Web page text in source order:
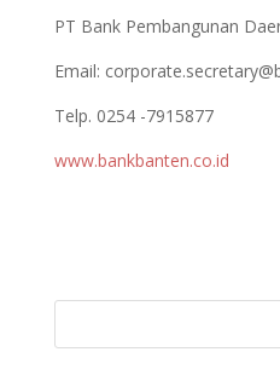
PT Bank Pembangunan
Email:
Telp. 0254 -7915877
www.bankbanten.co.id